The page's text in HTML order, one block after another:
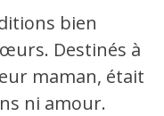
bien
Destinés à
maman, était
ni amour.